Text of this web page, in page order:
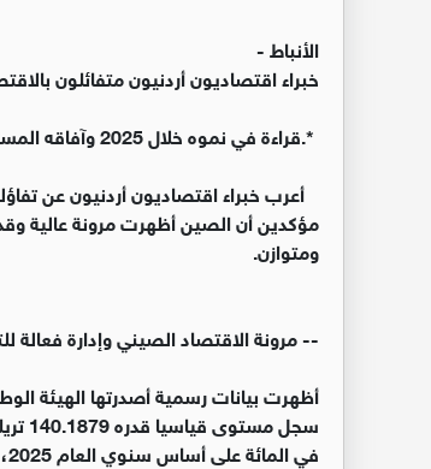
الأنباط -
خبراء اقتصاديون أردنيون متفائلون
*.قراءة في نموه خلال 2025 وآفاقه المستقبلية
مؤكدين أن الصين أظهرت مرونة عالية
ومتوازن.
‏-- مرونة الاقتصاد الصيني وإدارة فعالة
‏أظهرت بيانات رسمية أصدرتها الهيئة
في المائة على أساس سنوي العام 2025، محققة بذلك الهدف السنوي المحدد بنحو 5 في المائة.